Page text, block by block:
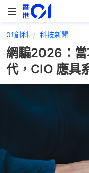
01創科 科技新聞
網騙2026：
代，CIO 應具